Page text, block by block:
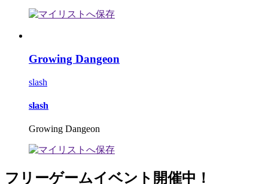
Growing Dangeon
slash
slash
Growing Dangeon
フリーゲームイベント開催中！